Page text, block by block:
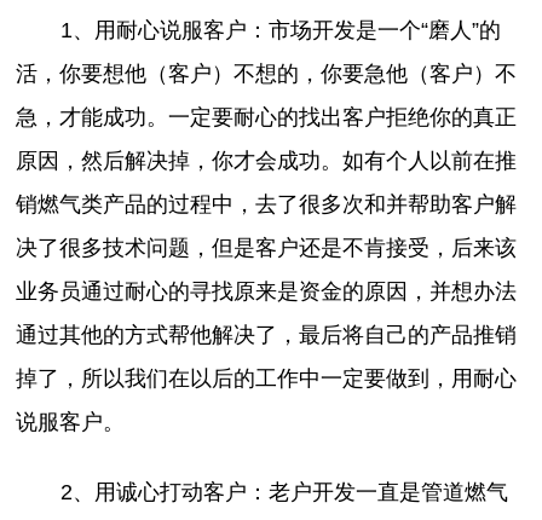
1、用耐心说服客户：市场开发是一个“磨人”的
活，你要想他（客户）不想的，你要急他（客户）不
急，才能成功。一定要耐心的找出客户拒绝你的真正
原因，然后解决掉，你才会成功。如有个人以前在推
销燃气类产品的过程中，去了很多次和并帮助客户解
决了很多技术问题，但是客户还是不肯接受，后来该
业务员通过耐心的寻找原来是资金的原因，并想办法
通过其他的方式帮他解决了，最后将自己的产品推销
掉了，所以我们在以后的工作中一定要做到，用耐心
说服客户。
2、用诚心打动客户：老户开发一直是管道燃气